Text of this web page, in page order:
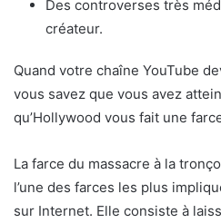
Des controverses très
créateur.
Quand votre chaîne YouTube
vous savez que vous avez
qu’Hollywood vous fait une
La farce du massacre à la
l’une des farces les plus
sur Internet. Elle consiste à